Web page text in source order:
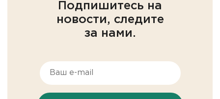
Подпишитесь на
новости, следите
за нами.